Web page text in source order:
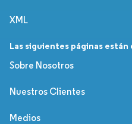
XML
Las siguientes páginas
Sobre Nosotros
Nuestros Clientes
Medios